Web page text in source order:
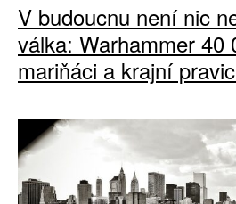
V budoucnu není nic
válka: Warhammer 40
mariňáci a krajní